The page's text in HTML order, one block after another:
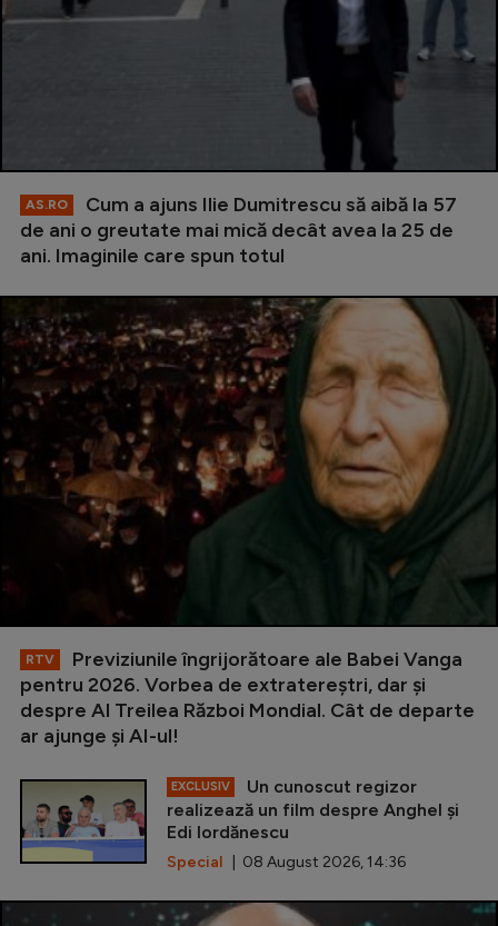
AS.RO
Cum a ajuns Ilie Dumitrescu să aibă la 57
de ani o greutate mai mică decât avea la 25 de
ani. Imaginile care spun totul
RTV
Previziunile îngrijorătoare ale Babei Vanga
pentru 2026. Vorbea de extratereștri, dar și
despre Al Treilea Război Mondial. Cât de departe
ar ajunge și AI-ul!
EXCLUSIV
Un cunoscut regizor
realizează un film despre Anghel și
Edi Iordănescu
Special | 08 August 2026, 14:36